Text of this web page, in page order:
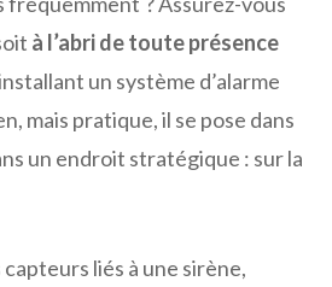
à l’abri de toute présence
un système d’alarme
mais pratique, il se pose dans
un endroit stratégique : sur la
liés à une sirène,